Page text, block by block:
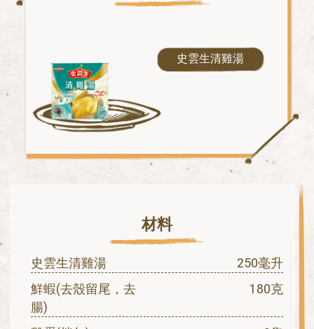
史雲生清雞湯
材料
史雲生清雞湯
250毫升
鮮蝦(去殼留尾，去
腸)
180克